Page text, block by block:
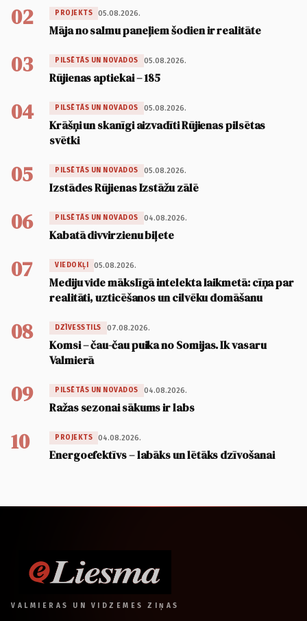
02 PROJEKTS 05.08.2026.
Māja no salmu paneļiem šodien ir realitāte
03 PILSĒTĀS UN NOVADOS 05.08.2026.
Rūjienas aptiekai – 185
04 PILSĒTĀS UN NOVADOS 05.08.2026.
Krāšņi un skanīgi aizvadīti Rūjienas pilsētas
svētki
05 PILSĒTĀS UN NOVADOS 05.08.2026.
Izstādes Rūjienas Izstāžu zālē
06 PILSĒTĀS UN NOVADOS 04.08.2026.
Kabatā divvirzienu biļete
07 VIEDOKĻI 05.08.2026.
Mediju vide mākslīgā intelekta laikmetā: cīņa par
realitāti, uzticēšanos un cilvēku domāšanu
08 DZĪVESSTILS 07.08.2026.
Komsi – čau-čau puika no Somijas. Ik vasaru
Valmierā
09 PILSĒTĀS UN NOVADOS 04.08.2026.
Ražas sezonai sākums ir labs
10 PROJEKTS 04.08.2026.
Energoefektīvs – labāks un lētāks dzīvošanai
VALMIERAS UN VIDZEMES ZIŅAS